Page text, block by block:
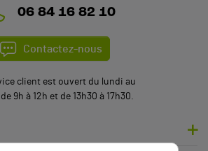
avis)
06 84 16 82 10
Contactez-nous
client est ouvert du lundi au
9h à 12h et de 13h30 à 17h30.